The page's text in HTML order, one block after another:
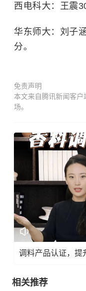
西电科大：王震
华东师大：刘子
分。
免责声明
本文来自腾讯新闻客
场。
调料产品认证，提
相关推荐